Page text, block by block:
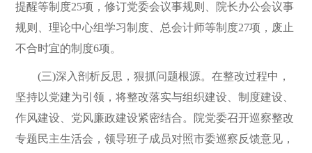
提醒等制度25项，修订党委会议事规则、院长办公会议事
规则、理论中心组学习制度、总会计师等制度27项，废止
不合时宜的制度6项。
(三)深入剖析反思，狠抓问题根源。在整改过程中，
坚持以党建为引领，将整改落实与组织建设、制度建设、
作风建设、党风廉政建设紧密结合。院党委召开巡察整改
专题民主生活会，领导班子成员对照市委巡察反馈意见，